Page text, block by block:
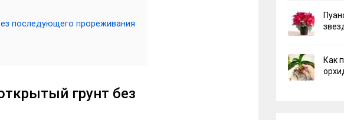
последующего прореживания
грунт без
Как